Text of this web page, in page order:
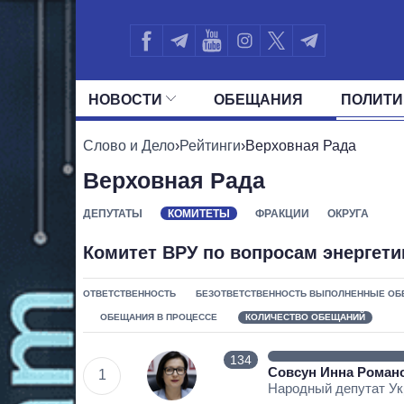
НОВОСТИ ОБЕЩАНИЯ
ВСЕ ПОЛИТИКИ ПРЕЗИДЕНТ И
Слово и Дело›Рейтинги›Верховная Рада
Верховная Рада
ДЕПУТАТЫ КОМИТЕТЫ ФРАКЦИИ ОКРУГА
Комитет ВРУ по вопросам
ОТВЕТСТВЕННОСТЬ БЕЗОТВЕТСТВЕННОСТЬ ВЫПОЛНЕННЫЕ
ОБЕЩАНИЯ В ПРОЦЕССЕ КОЛИЧЕСТВО ОБЕЩАНИЙ
1
134
Совсун Инна
Народный депутат